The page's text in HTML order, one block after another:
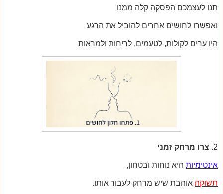
תנו לעצמכם הפסקה קלה ממנו
ואפשרו לחושים אחרים להוביל את הרגע
היו ערים לקולות, לטעמים, לריחות ולמראות
2. צרו מרחק זמני
אינטימיות היא נוחות ובטחון,
תשוקה אוהבת שיש מרחק לעבור אותו.